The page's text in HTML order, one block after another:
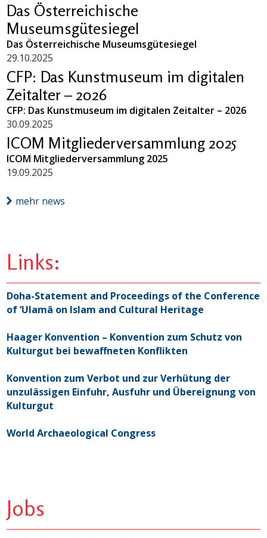
Das Österreichische
Museumsgütesiegel
Das Österreichische Museumsgütesiegel
29.10.2025
CFP: Das Kunstmuseum im digitalen
Zeitalter – 2026
CFP: Das Kunstmuseum im digitalen Zeitalter – 2026
30.09.2025
ICOM Mitgliederversammlung 2025
ICOM Mitgliederversammlung 2025
19.09.2025
mehr news
Links:
Doha-Statement and Proceedings of the Conference
of ‘Ulamâ on Islam and Cultural Heritage
Haager Konvention – Konvention zum Schutz von
Kulturgut bei bewaffneten Konflikten
Konvention zum Verbot und zur Verhütung der
unzulässigen Einfuhr, Ausfuhr und Übereignung von
Kulturgut
World Archaeological Congress
Jobs